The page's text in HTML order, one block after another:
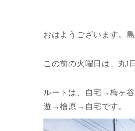
おはようございます。島
この前の火曜日は、丸1
ルートは、自宅→梅ヶ
遊→檜原→自宅です。